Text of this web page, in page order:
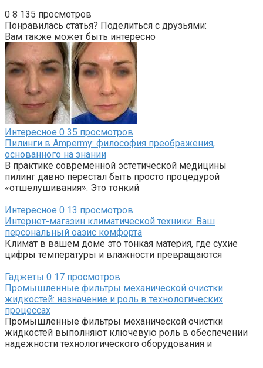
0 8 135 просмотров
Понравилась статья? Поделиться с друзьями:
Вам также может быть интересно
Интересное 0 35 просмотров
Пилинги в Ampermy: философия преображения,
основанного на знании
В практике современной эстетической медицины
пилинг давно перестал быть просто процедурой
«отшелушивания». Это тонкий
Интересное 0 13 просмотров
Интернет-магазин климатической техники: Ваш
персональный оазис комфорта
Климат в вашем доме это тонкая материя, где сухие
цифры температуры и влажности превращаются
Гаджеты 0 17 просмотров
Промышленные фильтры механической очистки
жидкостей: назначение и роль в технологических
процессах
Промышленные фильтры механической очистки
жидкостей выполняют ключевую роль в обеспечении
надежности технологического оборудования и